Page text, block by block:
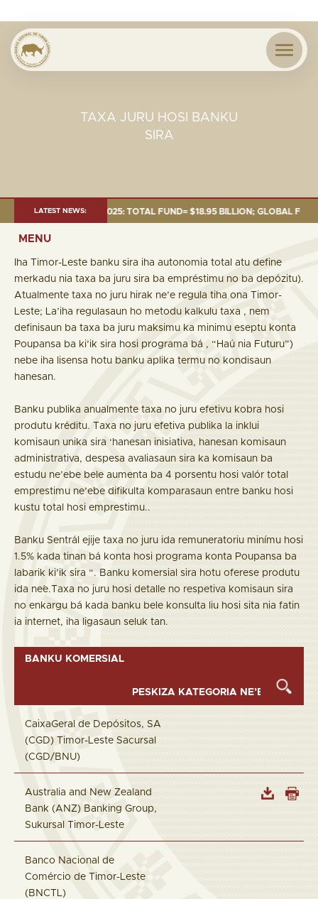
TAXA JURU HOSI BANKU
SIRA
LATEST NEWS:
AS OF 30 SEP. 2025: TOTAL FUND= $18.95 BILLION; GLOBAL
MENU
Iha Timor-Leste banku sira iha autonomia total atu define
merkadu nia taxa ba juru sira ba empréstimu no ba depózitu).
Atualmente taxa no juru hirak ne’e regula tiha ona Timor-
Leste; La’iha regulasaun ho metodu kalkulu taxa , nem
definisaun ba taxa ba juru maksimu ka minimu eseptu konta
Poupansa ba ki’ik sira hosi programa bá , “Haú nia Futuru”)
nebe iha lisensa hotu banku aplika termu no kondisaun
hanesan.
Banku publika anualmente taxa no juru efetivu kobra hosi
produtu kréditu. Taxa no juru efetiva publika la inklui
komisaun unika sira ‘hanesan inisiativa, hanesan komisaun
administrativa, despesa avaliasaun sira ka komisaun ba
estudu ne’ebe bele aumenta ba 4 porsentu hosi valór total
emprestimu ne’ebe difikulta komparasaun entre banku hosi
kustu total hosi emprestimu..
Banku Sentrál ejije taxa no juru ida remuneratoriu minímu hosi
1.5% kada tinan bá konta hosi programa konta Poupansa ba
labarik ki’ik sira “. Banku komersial sira hotu oferese produtu
ida ne´e.Taxa no juru hosi detalle no respetiva komisaun sira
no enkargu bá kada banku bele konsulta liu hosi sita nia fatin
ia internet, iha ligasaun seluk tan.
BANKU KOMERSIAL
CaixaGeral de Depósitos, SA
(CGD) Timor-Leste Sacursal
(CGD/BNU)
Australia and New Zealand
Bank (ANZ) Banking Group,
Sukursal Timor-Leste
Banco Nacional de
Comércio de Timor-Leste
(BNCTL)